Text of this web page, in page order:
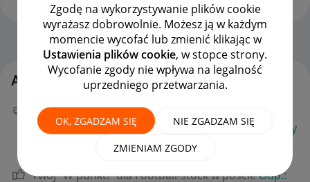
Zgodę na wykorzystywanie plików cookie
wyrażasz dobrowolnie. Możesz ją w każdym
momencie wycofać lub zmienić klikając w
Ustawienia plików cookie, w stopce strony.
Wycofanie zgody nie wpływa na legalność
uprzedniego przetwarzania.
OK, ZGADZAM SIĘ NIE ZGADZAM SIĘ
ZMIENIAM ZGODY
Strona Główna OPCJE
Aktywność gelek7
Twój nowy wpisOdp.: Domyślne wymiary
Miniprzesyłkana forum Zaawansowani sprzedawcy
można już podziwiać :)‎18-11-2024
Twój "W punkt!" dla Football-stock w pościeOdp.: